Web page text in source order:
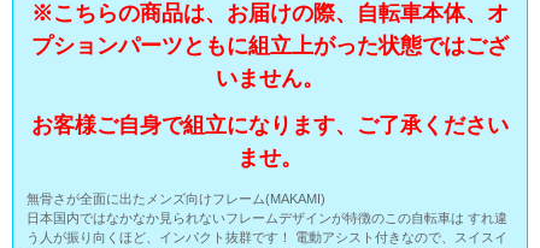
※こちらの商品は、お届けの際、自転車本体、オ
プションパーツともに組立上がった状態ではござ
いません。
お客様ご自身で組立になります、ご了承ください
ませ。
無骨さが全面に出たメンズ向けフレーム(MAKAMI)
日本国内ではなかなか見られないフレームデザインが特徴のこの自転車は すれ違
う人が振り向くほど、インパクト抜群です！ 電動アシスト付きなので、スイスイ